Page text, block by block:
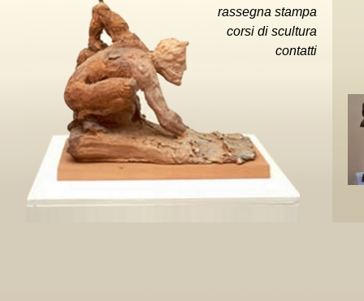
rassegna stampa
corsi di scultura
»
contatti